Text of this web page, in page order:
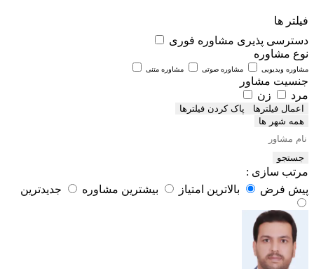
فیلتر ها
دسترسی پذیری مشاوره فوری
نوع مشاوره
مشاوره ویدیویی مشاوره صوتی مشاوره متنی
جنسیت مشاور
مرد
زن
اعمال فیلترها
همه شهر ها
جستجو
مرتب سازی :
پیش فرض
بالاترین امتیاز بیشترین مشاوره جدیدترین